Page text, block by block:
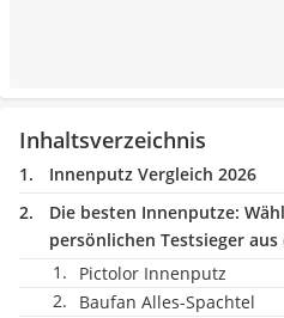
Inhaltsverzeichnis
Innenputz Vergleich 2026
Die besten Innenputze:
persönlichen Testsieger
Pictolor Innenputz
Baufan Alles-Spachtel